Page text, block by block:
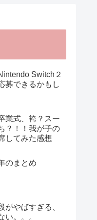
Switch２
募できるかもし
業式、袴？スー
？！！我が子の
してみた感想
のまとめ
がやばすぎる、
い。。。